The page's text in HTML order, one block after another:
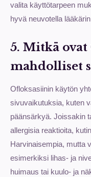
valita käyttötarpeen
hyvä neuvotella
5. Mitkä
mahdolliset
Ofloksasiinin käytön
sivuvaikutuksia, kuten
päänsärkyä. Joissakin
allergisia reaktioita,
Harvinaisempia, mutta
esimerkiksi lihas- ja
huimaus tai kuulo- ja